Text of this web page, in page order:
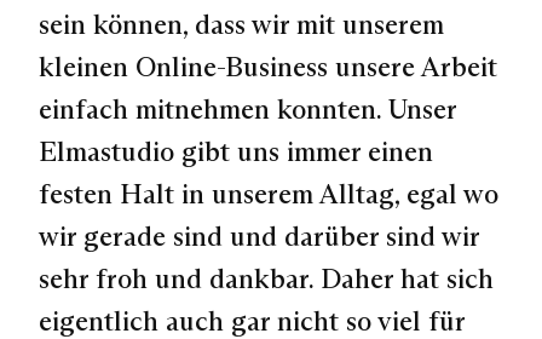
sein können, dass wir mit unserem
kleinen Online-Business unsere Arbeit
einfach mitnehmen konnten. Unser
Elmastudio gibt uns immer einen
festen Halt in unserem Alltag, egal wo
wir gerade sind und darüber sind wir
sehr froh und dankbar. Daher hat sich
eigentlich auch gar nicht so viel für